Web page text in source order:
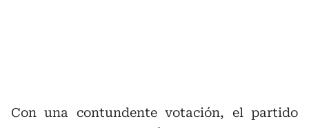
Con una contundente votación, el partido